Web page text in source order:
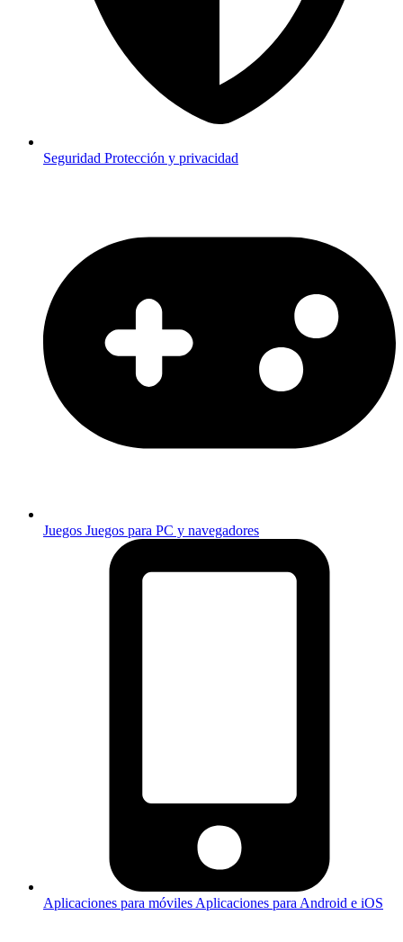
Seguridad Protección y privacidad
Juegos Juegos para PC y navegadores
Aplicaciones para móviles Aplicaciones para Android e iOS